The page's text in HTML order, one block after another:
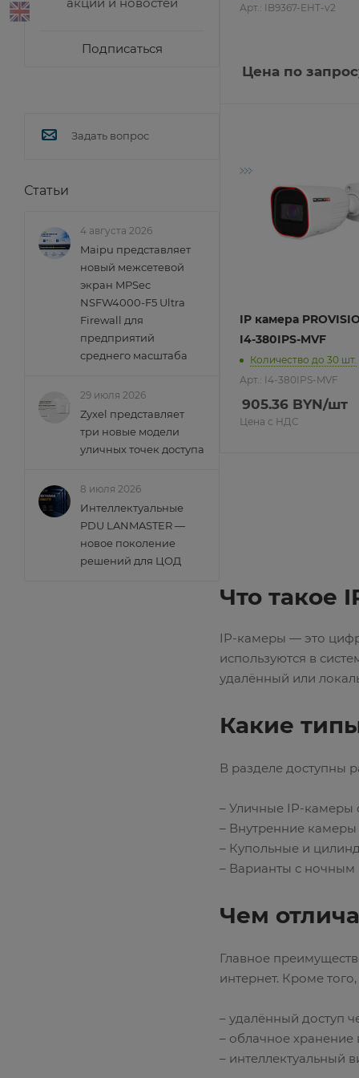
Арт.: IB9367-EHT-v2
Цена по
IP камера
I4-380IPS-MVF
Количество до 30 шт.
Арт.: I4-380IPS-MVF
905.36 BYN/шт
Цена с НДС
Что такое
IP-камеры — это
используются в
удалённый или
Какие
В разделе доступны
– Уличные IP-камеры
– Внутренние
– Купольные и
– Варианты с ночным
Чем
Главное
интернет. Кроме
– удалённый доступ
– облачное хранение
– интеллектуальный
Подписаться
Задать вопрос
Статьи
4 августа 2026
Maipu представляет
новый межсетевой
экран MPSec
NSFW4000-F5 Ultra
Firewall для
предприятий
среднего масштаба
29 июля 2026
Zyxel представляет
три новые модели
уличных точек доступа
8 июля 2026
Интеллектуальные
PDU LANMASTER —
новое поколение
решений для ЦОД